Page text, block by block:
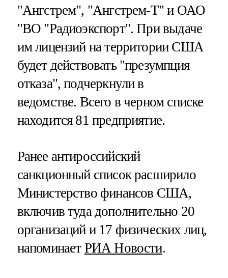
"Ангстрем", "Ангстрем-Т" и ОАО
"ВО "Радиоэкспорт". При выдаче
им лицензий на территории США
будет действовать "презумпция
отказа", подчеркнули в
ведомстве. Всего в черном списке
находится 81 предприятие.
Ранее антироссийский
санкционный список расширило
Министерство финансов США,
включив туда дополнительно 20
организаций и 17 физических лиц,
напоминает РИА Новости.